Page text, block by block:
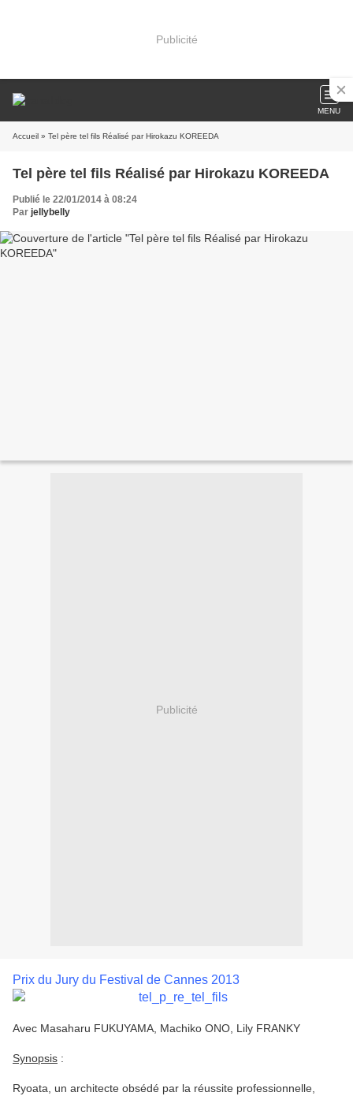
Publicité
MENU
Accueil » Tel père tel fils Réalisé par Hirokazu KOREEDA
Tel père tel fils Réalisé par Hirokazu KOREEDA
Publié le 22/01/2014 à 08:24
Par jellybelly
Publicité
Prix du Jury du Festival de Cannes 2013
Avec Masaharu FUKUYAMA, Machiko ONO, Lily FRANKY
Synopsis :
Ryoata, un architecte obsédé par la réussite professionnelle,